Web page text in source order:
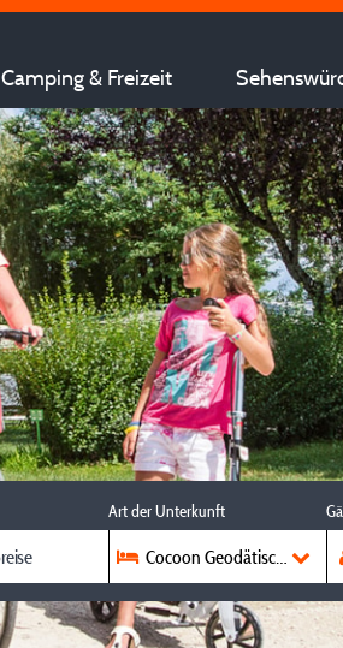
Camping & Freizeit
Art der Unterkunft
Cocoon Geodätische